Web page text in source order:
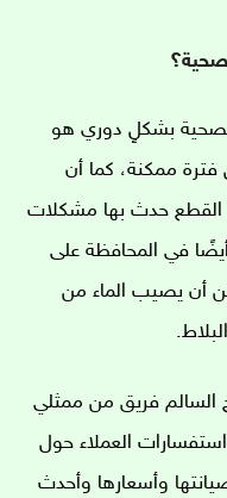
الصحية بشكلٍ دوري هو
فترة ممكنة، كما أن
القطع حدث بها مشكلات
في المحافظة على
أن يصيب الماء من
السالم فريق من ممثلي
العملاء حول
وأسعارها وأحدث